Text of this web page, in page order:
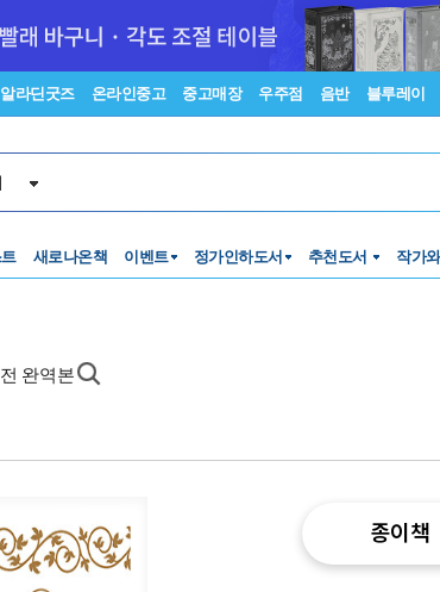
알라딘굿즈 온라인중고 중고매장 우주점 음반 블루레이
새로나온책 이벤트 정가인하도서 추천도서 작가
완역본
종이책